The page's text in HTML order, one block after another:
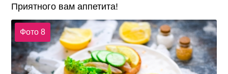
Приятного вам аппетита!
Фото 8